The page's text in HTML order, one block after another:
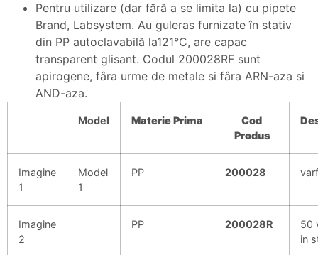
Pentru utilizare (dar fără a se limita la) cu pipete
Brand, Labsystem. Au guleras furnizate în stativ
din PP autoclavabilă la121°C, are capac
transparent glisant. Codul 200028RF sunt
apirogene, fâra urme de metale si fâra ARN-aza si
AND-aza.
Model MateriePrima
Cod
Produs
Imagine
1
Model
1
PP 200028 varf
Imagine
2
PP 200028R
50
in